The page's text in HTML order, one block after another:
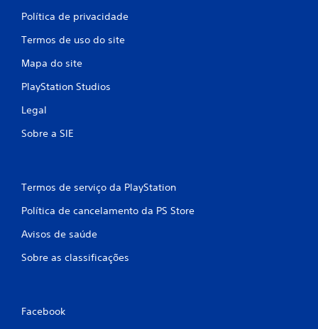
Política de privacidade
Termos de uso do site
Mapa do site
PlayStation Studios
Legal
Sobre a SIE
Termos de serviço da PlayStation
Política de cancelamento da PS Store
Avisos de saúde
Sobre as classificações
Facebook